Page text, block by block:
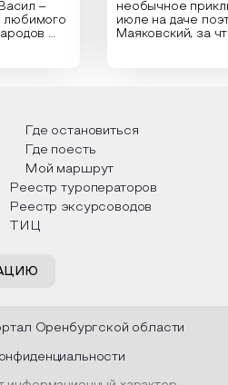
–
любимого
год в
и
и
такой
как
необычное
июле на даче
Маяковский, за
Твардовского и
каждой строчке
восхищение
яркому времени
Где остановиться
Где поесть
Мой маршрут
Реестр туроператоров
Реестр эксурсоводов
ТИЦ
Оренбургской области